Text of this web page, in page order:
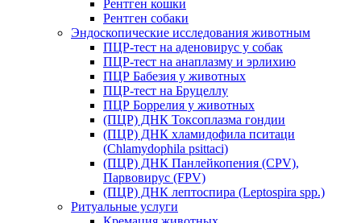
Рентген кошки
Рентген собаки
Эндоскопические исследования животным
ПЦР-тест на аденовирус у собак
ПЦР-тест на анаплазму и эрлихию
ПЦР Бабезия у животных
ПЦР-тест на Бруцеллу
ПЦР Боррелия у животных
(ПЦР) ДНК Токсоплазма гондии
(ПЦР) ДНК хламидофила пситаци
(Chlamydophila psittaci)
(ПЦР) ДНК Панлейкопения (CPV),
Парвовирус (FPV)
(ПЦР) ДНК лептоспира (Leptospira spp.)
Ритуальные услуги